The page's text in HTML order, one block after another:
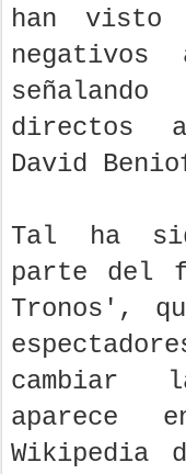
han visto
negativos
señalando
directos
David
Tal ha
parte del
Tronos',
cambiar
aparece
Wikipedia